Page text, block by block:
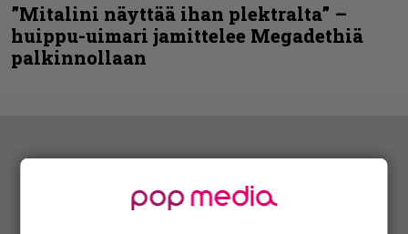
”Mitalini näyttää ihan plektralta” –
huippu-uimari jamittelee Megadethiä
palkinnollaan